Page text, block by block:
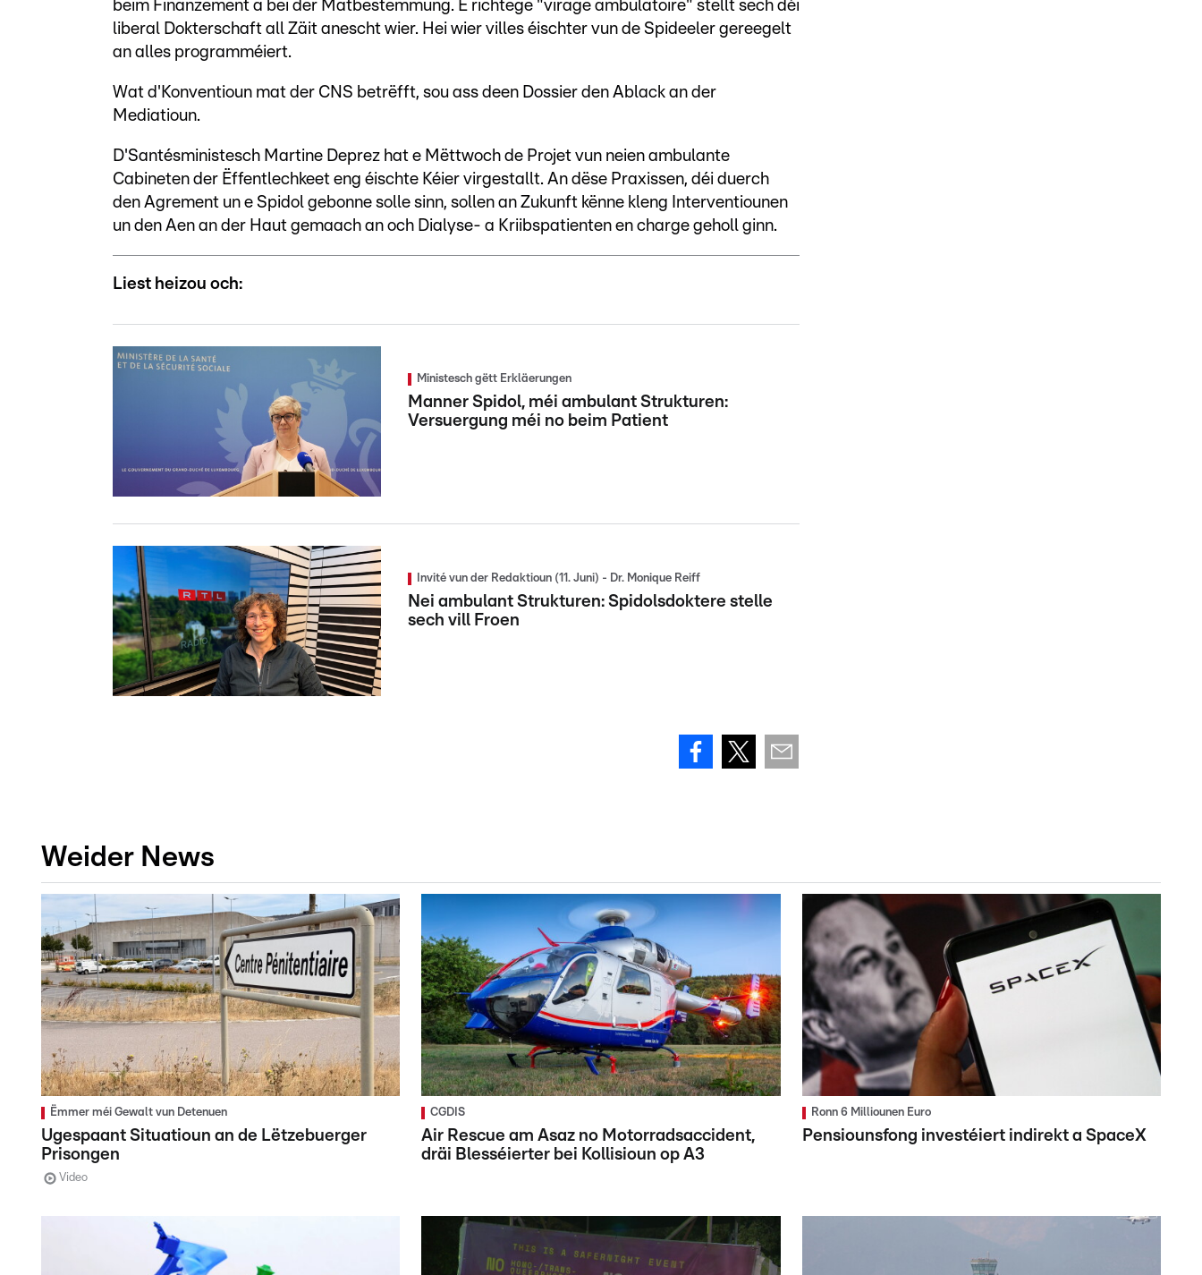
beim Finanzement a bei der Matbestëmmung. E richtege "virage ambulatoire" stellt sech déi
liberal Dokterschaft all Zäit anescht wier. Hei wier villes éischter vun de Spideeler gereegelt
an alles programméiert.
Wat d'Konventioun mat der CNS betrëfft, sou ass deen Dossier den Ablack an der
Mediatioun.
D'Santésministesch Martine Deprez hat e Mëttwoch de Projet vun neien ambulante
Cabineten der Ëffentlechkeet eng éischte Kéier virgestallt. An dëse Praxissen, déi duerch
den Agrement un e Spidol gebonne solle sinn, sollen an Zukunft kënne kleng Interventiounen
un den Aen an der Haut gemaach an och Dialyse- a Kriibspatienten en charge geholl ginn.
Liest heizou och:
Ministesch gëtt Erkläerungen
Manner Spidol, méi ambulant Strukturen:
Versuergung méi no beim Patient
Invité vun der Redaktioun (11. Juni) - Dr. Monique Reiff
Nei ambulant Strukturen: Spidolsdoktere stelle
sech vill Froen
Weider News
Ëmmer méi Gewalt vun Detenuen
Ugespaant Situatioun an de Lëtzebuerger
Prisongen
Video
CGDIS
Air Rescue am Asaz no Motorradsaccident,
dräi Blesséierter bei Kollisioun op A3
Ronn 6 Milliounen Euro
Pensiounsfong investéiert indirekt a SpaceX